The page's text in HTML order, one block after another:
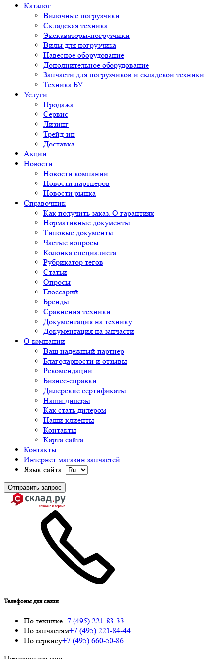
Каталог
Вилочные погрузчики
Складская техника
Экскаваторы-погрузчики
Вилы для погрузчика
Навесное оборудование
Дополнительное оборудование
Запчасти для погрузчиков и складской техники
Техника БУ
Услуги
Продажа
Сервис
Лизинг
Трейд-ин
Доставка
Акции
Новости
Новости компании
Новости партнеров
Новости рынка
Справочник
Как получить заказ. О гарантиях
Нормативные документы
Типовые документы
Частые вопросы
Колонка специалиста
Рубрикатор тегов
Статьи
Опросы
Глоссарий
Бренды
Сравнения техники
Документация на технику
Документация на запчасти
О компании
Ваш надежный партнер
Благодарности и отзывы
Рекомендации
Бизнес-справки
Дилерские сертификаты
Наши дилеры
Как стать дилером
Наши клиенты
Контакты
Карта сайта
Контакты
Интернет магазин запчастей
Язык сайта:
Отправить запрос
Телефоны для связи
По технике+7 (495) 221-83-33
По запчастям+7 (495) 221-84-44
По сервису+7 (495) 660-50-86